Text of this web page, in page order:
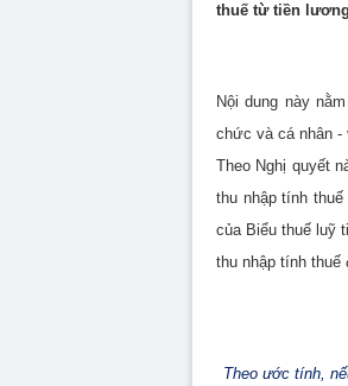
thuế từ tiền
Nội dung này
chức và cá nhân -
Theo Nghị quyết
thu nhập tính
của Biểu thuế luỹ
thu nhập tính thuế
Theo ước tính,